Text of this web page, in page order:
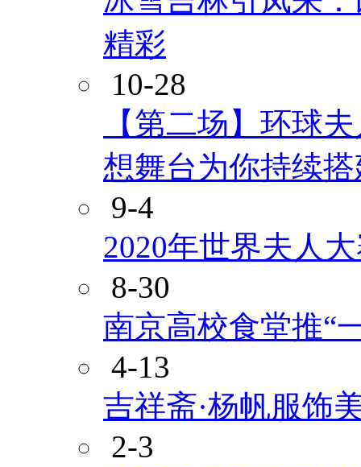
精彩
10-28
【第二场】环球
想舞台为你持续
9-4
2020年世界夫人
8-30
南京高校食堂推“
4-13
吉祥斋·杨帆服饰
2-3